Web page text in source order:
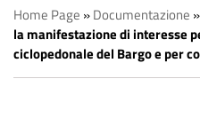
Home Page »Documentazione »
la manifestazione di interesse
ciclopedonale del Bargo e per